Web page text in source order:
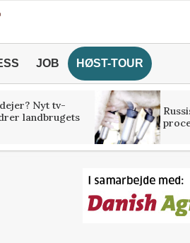
JOB HØST-TOUR
Nyt tv-
landbrugets